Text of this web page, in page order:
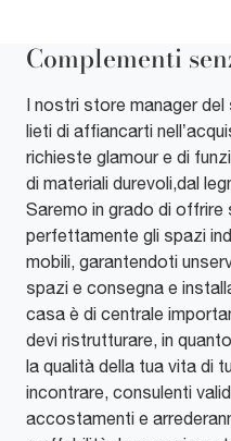
Complementi
I nostri store manager
lieti di affiancarti
richieste glamour e di
di materiali durevoli,dal
Saremo in grado di offrire
perfettamente gli spazi
mobili, garantendoti
spazi e consegna e
casa è di centrale
devi ristrutturare, in
la qualità della tua vita di
incontrare, consulenti
accostamenti e